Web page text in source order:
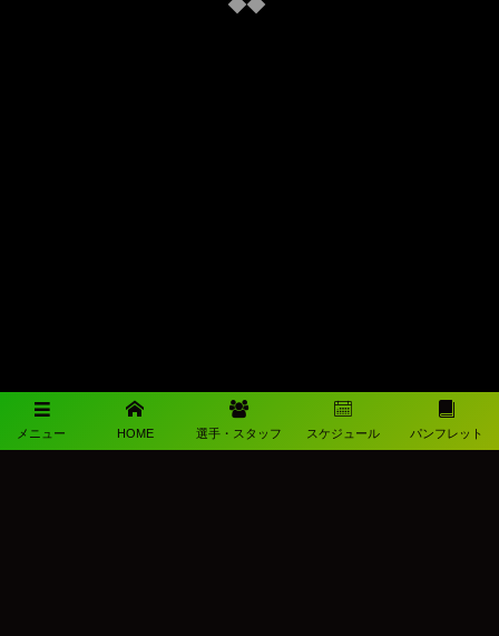
メニュー HOME 選手・スタッフ スケジュール パンフレット